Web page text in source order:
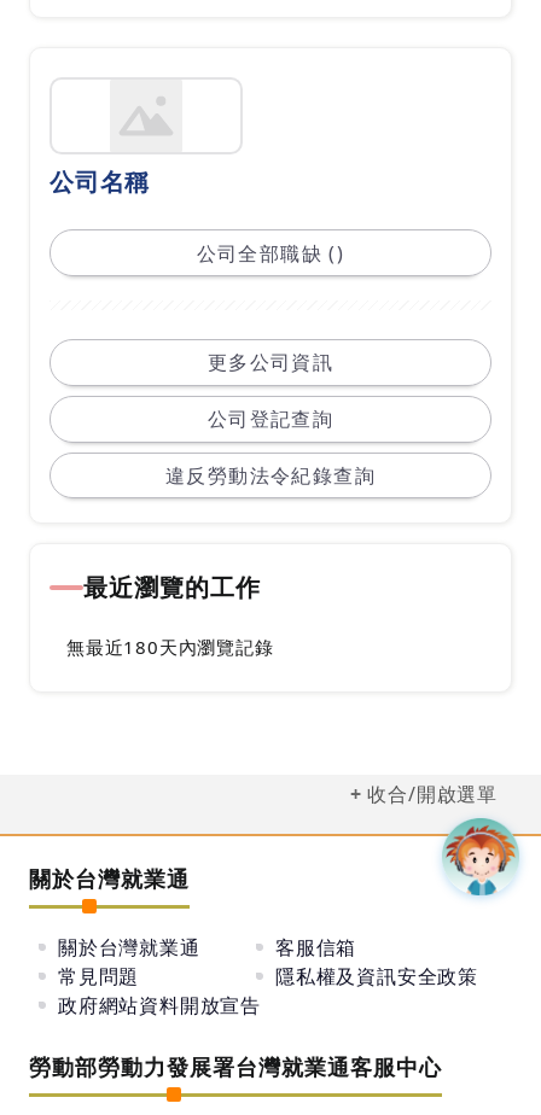
公司名稱
公司全部職缺 ()
更多公司資訊
公司登記查詢
違反勞動法令紀錄查詢
最近瀏覽的工作
無最近180天內瀏覽記錄
收合/開啟選單
關於台灣就業通
關於台灣就業通
客服信箱
常見問題
隱私權及資訊安全政策
政府網站資料開放宣告
勞動部勞動力發展署台灣就業通客服中心